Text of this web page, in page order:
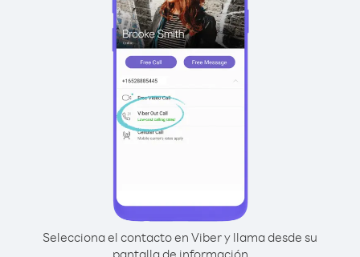
Selecciona el contacto en Viber y llama desde su
pantalla de información